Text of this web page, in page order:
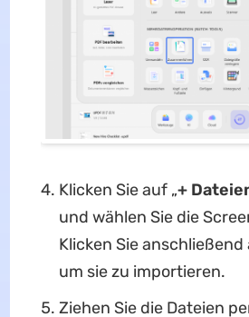
Klicken Sie auf „+
und wählen Sie die
Klicken Sie anschließend
um sie zu importieren.
Ziehen Sie die Dateien